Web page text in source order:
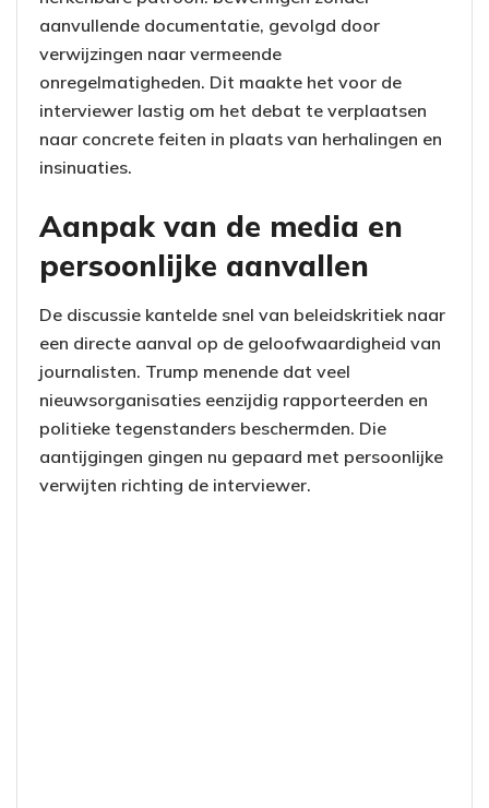
aanvullende documentatie, gevolgd door
verwijzingen naar vermeende
onregelmatigheden. Dit maakte het voor de
interviewer lastig om het debat te verplaatsen
naar concrete feiten in plaats van herhalingen en
insinuaties.
Aanpak van de media en
persoonlijke aanvallen
De discussie kantelde snel van beleidskritiek naar
een directe aanval op de geloofwaardigheid van
journalisten. Trump menende dat veel
nieuwsorganisaties eenzijdig rapporteerden en
politieke tegenstanders beschermden. Die
aantijgingen gingen nu gepaard met persoonlijke
verwijten richting de interviewer.